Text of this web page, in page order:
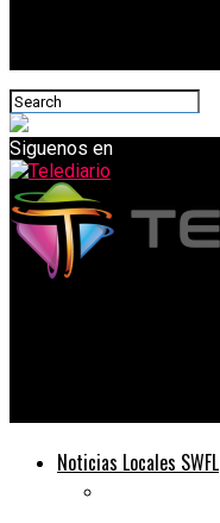
Siguenos en
Noticias Locales SWFL